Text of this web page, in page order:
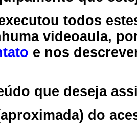
todos
videoaula,
e nos
que deseja
do